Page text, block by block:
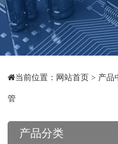
当前位置： 网站首页 > 产品
管
产品分类